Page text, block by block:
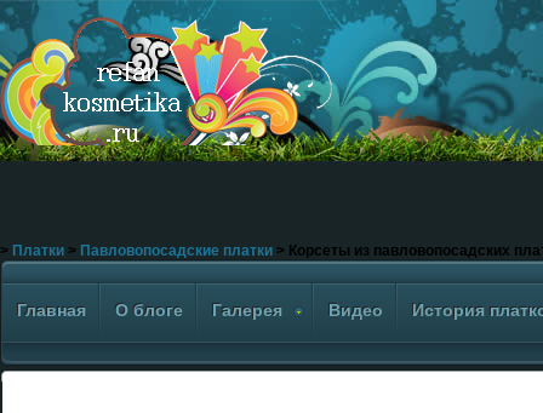
> Платки > Павловопосадские платки > Корсеты из павловопосадских
Главная О блоге Галерея Видео История